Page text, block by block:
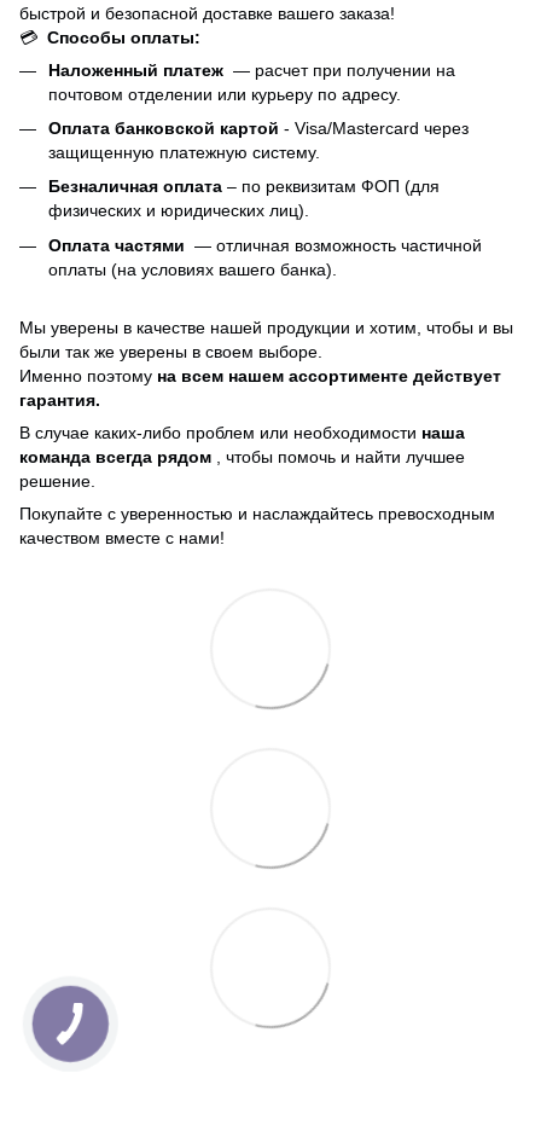
быстрой и безопасной доставке вашего заказа!
💳 Способы оплаты:
Наложенный платеж — расчет при получении на
почтовом отделении или курьеру по адресу.
Оплата банковской картой - Visa/Mastercard через
защищенную платежную систему.
Безналичная оплата – по реквизитам ФОП (для
физических и юридических лиц).
Оплата частями — отличная возможность частичной
оплаты (на условиях вашего банка).
Мы уверены в качестве нашей продукции и хотим, чтобы и вы
были так же уверены в своем выборе.
Именно поэтому на всем нашем ассортименте действует
гарантия.
В случае каких-либо проблем или необходимости наша
команда всегда рядом , чтобы помочь и найти лучшее
решение.
Покупайте с уверенностью и наслаждайтесь превосходным
качеством вместе с нами!